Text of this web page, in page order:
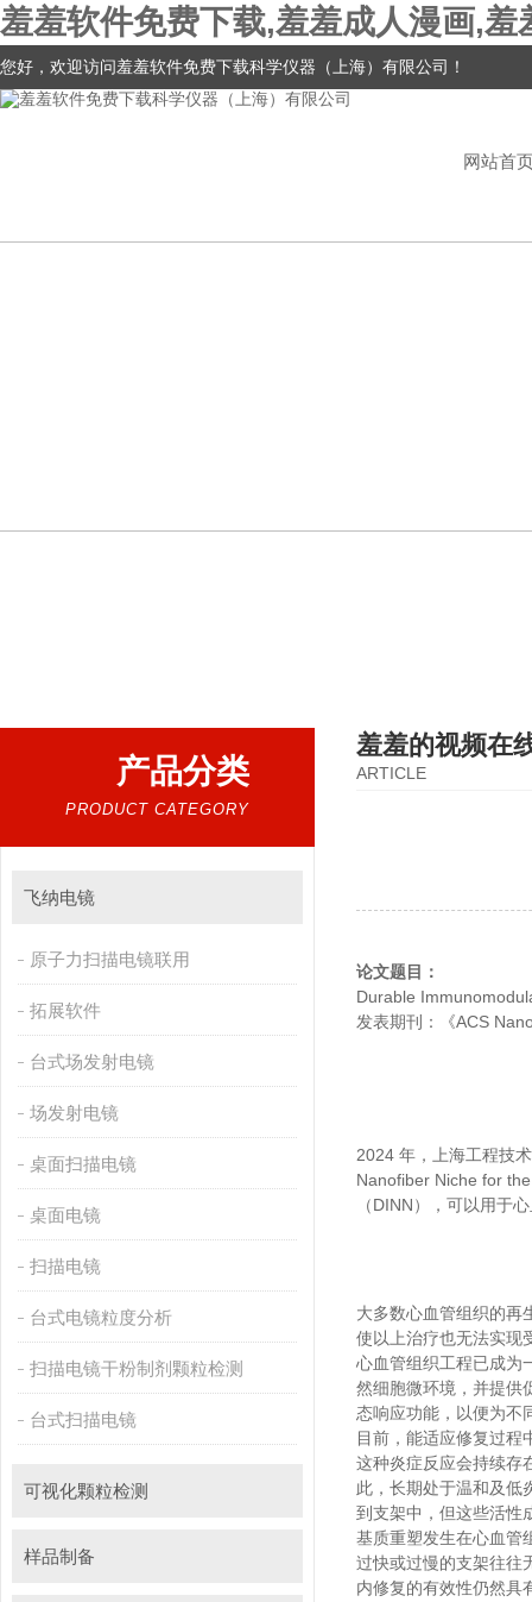
羞羞软件免费下载,羞羞成人漫画,
您好，欢迎访问羞羞软件免费下载科学仪器（上海）有限公司！
网站首
产品分类
PRODUCT CATEGORY
飞纳电镜
原子力扫描电镜联用
拓展软件
台式场发射电镜
场发射电镜
桌面扫描电镜
桌面电镜
扫描电镜
台式电镜粒度分析
扫描电镜干粉制剂颗粒检测
台式扫描电镜
可视化颗粒检测
样品制备
羞羞的视频在
ARTICLE
论文题目：
Durable
发表期刊：《ACS
2024 年，上海工
Nanofiber Niche for the
（DINN），可以用
大多数心血管组织的再生
使以上治疗也无法实现受
心血管组织工程已成为
然细胞微环境，并提
态响应功能，以便为不
目前，能适应修复过
这种炎症反应会持续存在于
此，长期处于温和及
到支架中，但这些活
基质重塑发生在心血管
过快或过慢的支架往往无
内修复的有效性仍然具有